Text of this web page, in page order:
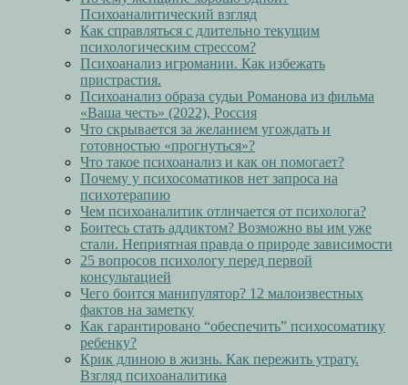
Психоаналитический взгляд
Как справляться с длительно текущим
психологическим стрессом?
Психоанализ игромании. Как избежать
пристрастия.
Психоанализ образа судьи Романова из фильма
«Ваша честь» (2022), Россия
Что скрывается за желанием угождать и
готовностью «прогнуться»?
Что такое психоанализ и как он помогает?
Почему у психосоматиков нет запроса на
психотерапию
Чем психоаналитик отличается от психолога?
Боитесь стать аддиктом? Возможно вы им уже
стали. Неприятная правда о природе зависимости
25 вопросов психологу перед первой
консультацией
Чего боится манипулятор? 12 малоизвестных
фактов на заметку
Как гарантировано “обеспечить” психосоматику
ребенку?
Крик длиною в жизнь. Как пережить утрату.
Взгляд психоаналитика